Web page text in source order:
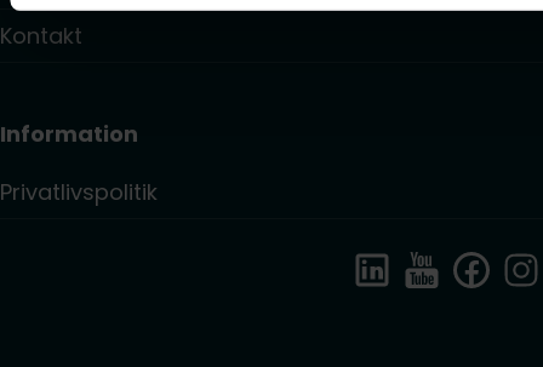
Kontakt
Information
Privatlivspolitik